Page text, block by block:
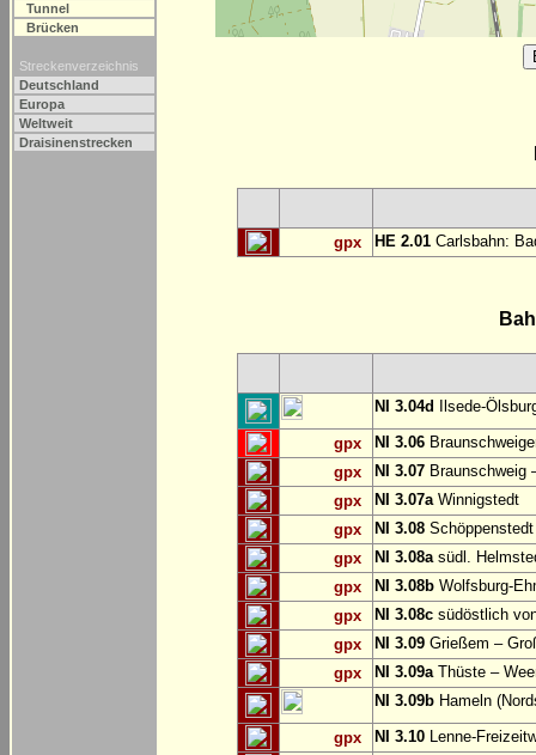
Tunnel
Brücken
Streckenverzeichnis
Deutschland
Europa
Weltweit
Draisinenstrecken
gpx HE 2.01 Carlsbahn:
NI 3.04d Ilsede-
gpx NI 3.06
gpx
NI 3.07 Braunschweig
gpx
NI 3.07aWinnigstedt
gpx
NI 3.08
gpx
NI 3.08asüdl.
gpx
NI 3.08b Wolfsburg-
gpx
NI 3.08c südöstlich
gpx
NI 3.09 Grießem –
gpx
NI 3.09aThüste –
NI 3.09b Hameln
gpx NI 3.10 Lenne-